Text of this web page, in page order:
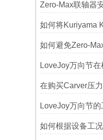
如何将Kuriyama
如何避免Zero-